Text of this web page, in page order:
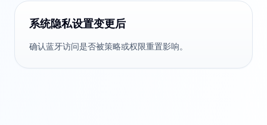
系统隐私设置变更后
确认蓝牙访问是否被策略或权限重置影响。